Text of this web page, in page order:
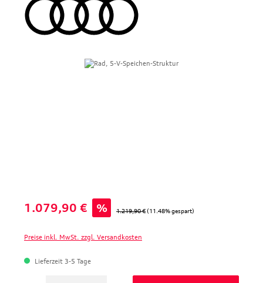
Bildergalerie überspringen
Verkaufspreis:
1.079,90 € % Regulärer Preis:
1.219,90 € (11.48% gespart)
Preise inkl. MwSt. zzgl. Versandkosten
Lieferzeit 3-5 Tage